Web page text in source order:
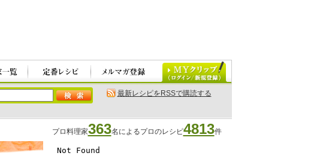
最新レシピをRSSで購読する
プロ料理家363名によるプロのレシピ4813件